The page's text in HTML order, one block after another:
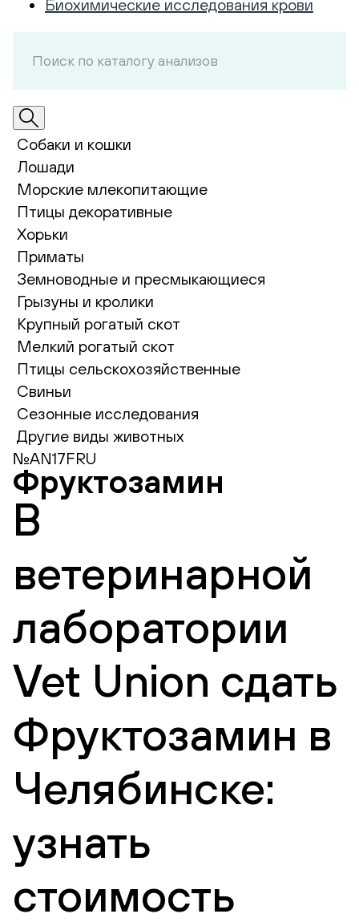
Биохимические исследования крови
Собаки и кошки
Лошади
Морские млекопитающие
Птицы декоративные
Хорьки
Приматы
Земноводные и пресмыкающиеся
Грызуны и кролики
Крупный рогатый скот
Мелкий рогатый скот
Птицы сельскохозяйственные
Свиньи
Сезонные исследования
Другие виды животных
№AN17FRU
Фруктозамин
В
ветеринарной
лаборатории
Vet Union сдать
Фруктозамин в
Челябинске:
узнать
стоимость